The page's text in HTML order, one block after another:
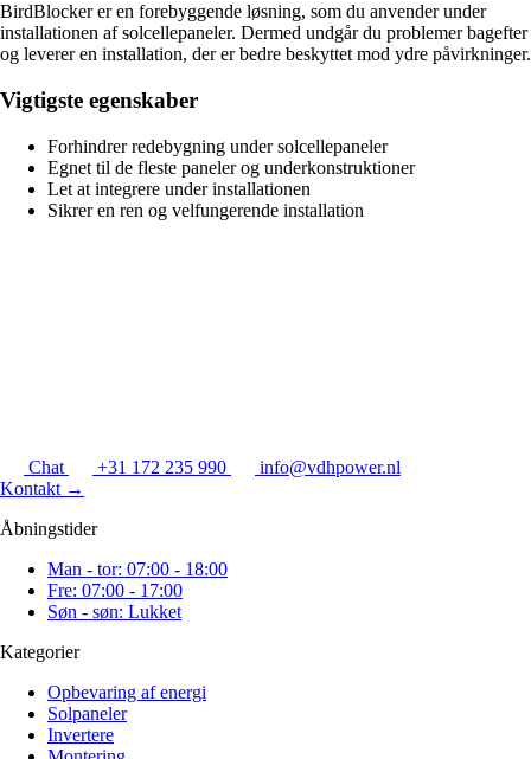
BirdBlocker er en forebyggende løsning, som du anvender under
installationen af solcellepaneler. Dermed undgår du problemer bagefter
og leverer en installation, der er bedre beskyttet mod ydre påvirkninger.
Vigtigste egenskaber
Forhindrer redebygning under solcellepaneler
Egnet til de fleste paneler og underkonstruktioner
Let at integrere under installationen
Sikrer en ren og velfungerende installation
Chat +31 172 235 990
info@vdhpower.nl
Kontakt →
Åbningstider
Man - tor: 07:00 - 18:00
Fre: 07:00 - 17:00
Søn - søn: Lukket
Kategorier
Opbevaring af energi
Solpaneler
Invertere